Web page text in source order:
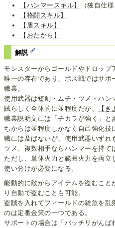
【ハンマースキル】
（独自仕様
【格闘スキル】
【盾スキル】
【おたから】
解説
モンスターからゴールドやドロッ
唯一の存在であり、ボス戦ではサポ
職業。
使用武器は短剣・ムチ・ツメ・ハン
賊らしく全体的に並程度だが、
【
職業説明文には「チカラが強く」と
ちからは並程度しかなく自己強化
職には及ばないが、使用武器いずれ
ツメ、複数相手ならハンマーを持て
ただし、単体火力と範囲火力を両
使い分けが必要になる。
能動的に敵からアイテムを盗むこと
り自動で盗むことも可能。
盗賊を入れてフィールドの雑魚を乱
のは定番金策の一つである。
サポートの場合は「バッチリがん